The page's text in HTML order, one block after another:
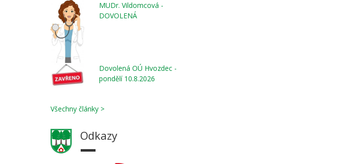
MUDr. Vildomcová -
DOVOLENÁ
Dovolená OÚ Hvozdec -
pondělí 10.8.2026
Všechny články >
Odkazy